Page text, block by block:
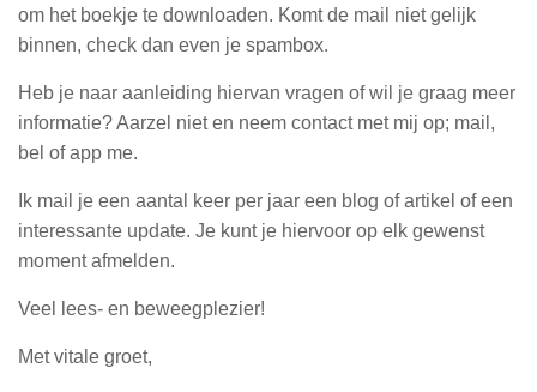
om het boekje te downloaden. Komt de mail niet gelijk
binnen, check dan even je spambox.
Heb je naar aanleiding hiervan vragen of wil je graag meer
informatie? Aarzel niet en neem contact met mij op; mail,
bel of app me.
Ik mail je een aantal keer per jaar een blog of artikel of een
interessante update. Je kunt je hiervoor op elk gewenst
moment afmelden.
Veel lees- en beweegplezier!
Met vitale groet,